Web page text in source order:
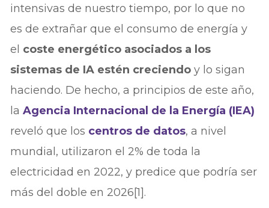
intensivas de nuestro tiempo, por lo que no
es de extrañar que el consumo de energía y
el coste energético asociados a los
sistemas de IA estén creciendo y lo sigan
haciendo. De hecho, a principios de este año,
laAgencia Internacional de la Energía (IEA)
reveló que los centros de datos, a nivel
mundial, utilizaron el 2% de toda la
electricidad en 2022, y predice que podría ser
más del doble en 2026[1].